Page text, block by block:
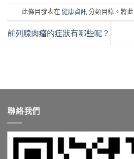
此條目發表在 健康資訊分類目錄。將此
前列腺肉瘤的症狀有哪些呢？
聯絡我們